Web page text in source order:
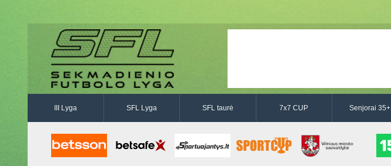
III Lyga SFL Lyga SFL taurė 7x7 CUP Senjorai 35+